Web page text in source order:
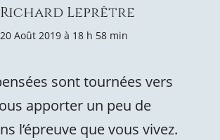
Richard Leprêtre
20 Août 2019 à 18 h 58 min
sont tournées vers
apporter un peu de
l’épreuve que vous vivez.